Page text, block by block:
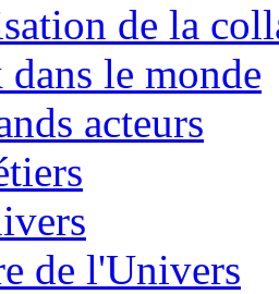
de la
dans le monde
acteurs
de l'Univers